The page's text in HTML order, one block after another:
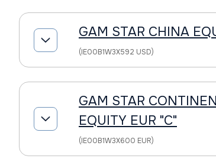
GAM STAR CHINA
(IE00B1W3X592 USD)
GAM STAR
EQUITY EUR "C"
(IE00B1W3X600 EUR)